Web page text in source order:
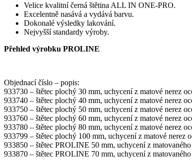
Velice kvalitní černá štětina ALL IN ONE-PRO.
Excelentně nasává a vydává barvu.
Dokonalé výsledky lakování.
Nejvyšší standardy výroby.
Přehled výrobku PROLINE
Objednací číslo – popis:
933730 – štětec plochý 30 mm, uchycení z matové nerez
933740 – štětec plochý 40 mm, uchycení z matové nerez
933750 – štětec plochý 50 mm, uchycení z matové nerez
933760 – štětec plochý 60 mm, uchycení z matové nerez
933780 – štětec plochý 80 mm, uchycení z matové nerez
933799 – štětec plochý 100 mm, uchycení z matové nerez
933850 – štětec PROLINE 50 mm, uchycení z
933870 – štětec PROLINE 70 mm, uchycení z